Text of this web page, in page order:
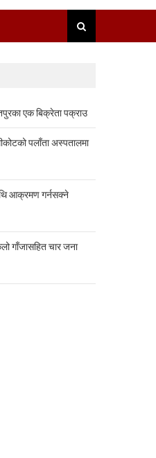
एक बिक्रेता पक्राउ
पलाँता अस्पतालमा
आक्रमण गर्नसक्ने
गाँजासहित चार जना